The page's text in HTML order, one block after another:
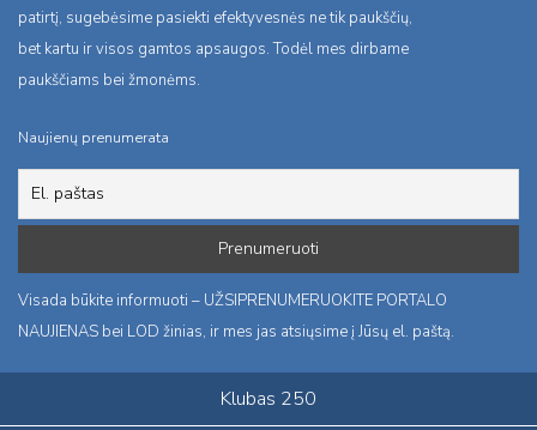
patirtį, sugebėsime pasiekti efektyvesnės ne tik paukščių,
bet kartu ir visos gamtos apsaugos. Todėl mes dirbame
paukščiams bei žmonėms.
Naujienų prenumerata
Visada būkite informuoti – UŽSIPRENUMERUOKITE PORTALO
NAUJIENAS bei LOD žinias, ir mes jas atsiųsime į Jūsų el. paštą.
Klubas 250